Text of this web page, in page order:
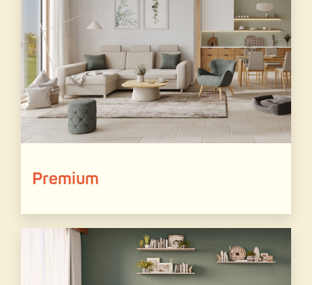
Premium